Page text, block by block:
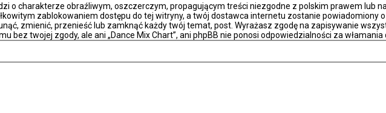
o charakterze obraźliwym, oszczerczym, propagującym treści niezgodne z polskim prawem lub
zablokowaniem dostępu do tej witryny, a twój dostawca internetu zostanie powiadomiony
zmienić, przenieść lub zamknąć każdy twój temat, post. Wyrażasz zgodę na zapisywanie
bez twojej zgody, ale ani „Dance Mix Chart”, ani phpBB nie ponosi odpowiedzialności za